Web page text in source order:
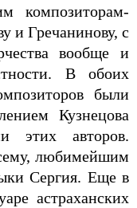
композиторам-
и Гречанинову, с
вообще и
В обоих
были
Кузнецова
этих авторов.
любимейшим
Сергия. Еще в
астраханских